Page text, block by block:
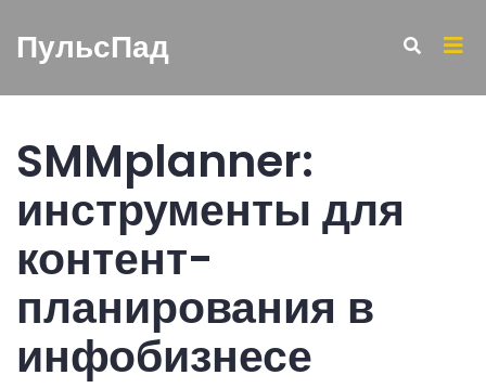
ПульсПад
SMMplanner:
инструменты для
контент-
планирования в
инфобизнесе